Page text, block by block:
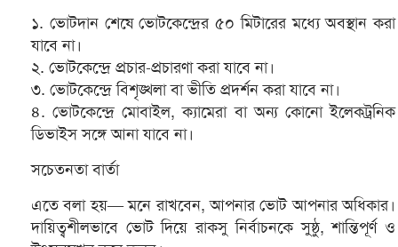
১. ভোটদান শেষে ভোটকেন্দ্রের ৫০ মিটারের মধ্যে অবস্থান করা
যাবে না।
২. ভোটকেন্দ্রে প্রচার-প্রচারণা করা যাবে না।
৩. ভোটকেন্দ্রে বিশৃঙ্খলা বা ভীতি প্রদর্শন করা যাবে না।
৪. ভোটকেন্দ্রে মোবাইল, ক্যামেরা বা অন্য কোনো ইলেকট্রনিক
ডিভাইস সঙ্গে আনা যাবে না।
সচেতনতা বার্তা
এতে বলা হয়— মনে রাখবেন, আপনার ভোট আপনার অধিকার।
দায়িত্বশীলভাবে ভোট দিয়ে রাকসু নির্বাচনকে সুষ্ঠু, শান্তিপূর্ণ ও